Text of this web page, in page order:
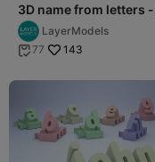
3D name from letters -
Round Font
LayerModels
 77 143